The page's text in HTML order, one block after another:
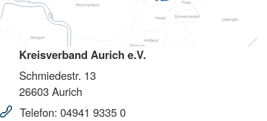
Kreisverband Aurich e.V.
Schmiedestr. 13
26603Aurich
Telefon: 04941 9335 0